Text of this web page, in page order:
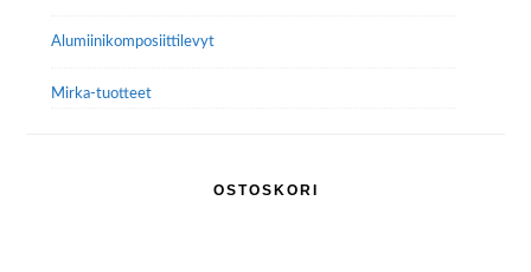
Alumiini­komposiitti­levyt
Mirka-tuotteet
OSTOSKORI